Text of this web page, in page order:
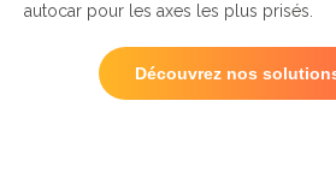
autocar pour les axes les plus prisés.
Découvrez nos